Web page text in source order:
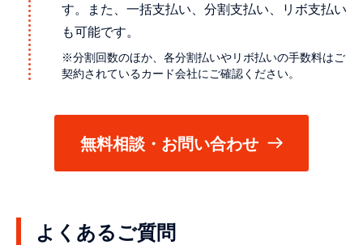
す。また、一括支払い、分割支払い、リボ支払い
も可能です。
※分割回数のほか、各分割払いやリボ払いの手数料はご
契約されているカード会社にご確認ください。
無料相談・お問い合わせ
よくあるご質問